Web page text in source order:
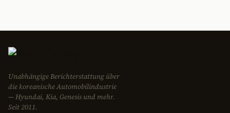
Unabhängige Berichterstattung über
die koreanische Automobilindustrie
— Hyundai, Kia, Genesis und mehr.
Seit 2011.